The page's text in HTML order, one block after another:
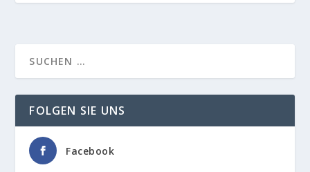
FOLGEN SIE UNS
Facebook